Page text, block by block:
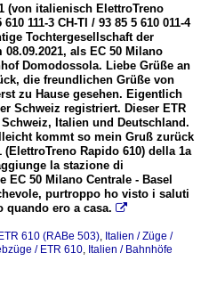
(von italienisch ElettroTreno
111-3 CH-TI / 93 85 5 610 011-4
Tochtergesellschaft der
als EC 50 Milano
Domodossola. Liebe Grüße an
die freundlichen Grüße von
zu Hause gesehen. Eigentlich
Schweiz registriert. Dieser ETR
Italien und Deutschland.
kommt so mein Gruß zurück
Rapido 610) della 1a
la stazione di
EC 50 Milano Centrale - Basel
purtroppo ho visto i saluti
ero a casa. 
610 (RABe 503), Italien / Züge /
/ ETR 610, Italien / Bahnhöfe